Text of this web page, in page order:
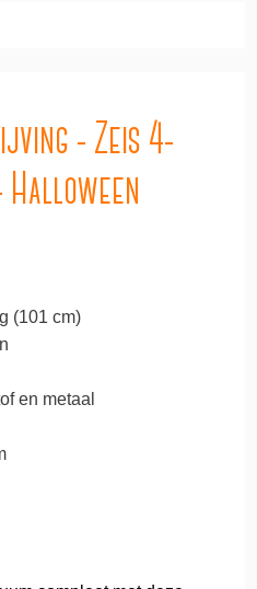
- Zeis 4-
Halloween
(101 cm)
en metaal